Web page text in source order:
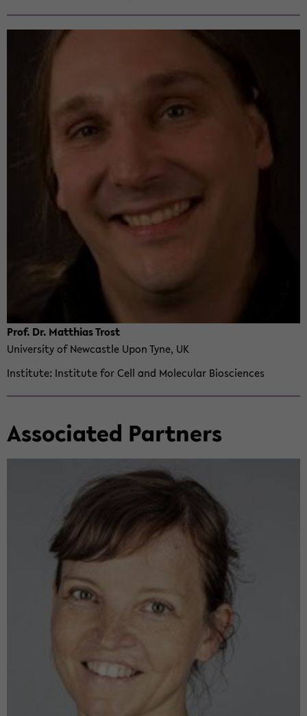
Prof. Dr. Matthias Trost
Uni­ver­sity of New­cas­tle Upon Tyne, UK
In­sti­tute In­sti­tute for Cell and Mol­e­c­u­lar Bio­sciences
As­so­ci­ated Part­ners